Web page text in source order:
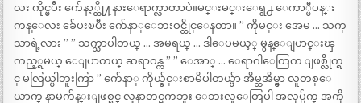
လး ကိုင္ၿပီး က်ေနာ့္တို႔နားေရာက္လာတာပဲ။မင္းမင္းေရွ႕ ေကာ္ဖီပန္း
ကန္ေလး ခ်ေပးၿပီး က်ေနာ္ေဘးဝင္ထိုင္ေနတာ။ ” ကိုမင္း အေမ … သက္
သာရဲ့လား ” ” သက္သာပါတယ္ … အမရယ္ … ဒါေပမယ့္ မွန္ေျပာင္းၾ
ကည့္ရမယ္ ေျပာတယ္ ဆရာဝန္က ” ” ေအာ္ … ေရာဂါေတြက ျဖစ္လိုက္ရ
င္ မလြယ္ပါဘူးကြာ ” က်ေနာ္ ကိုယ္ခ်င္းစာမိပါတယ္ဗ်ာ အိမ္တအိမ္မွာ လူတစ္ေ
ယာက္ နာမက်န္းျဖစ္ရင္ လူနာတင္မကဘူး ေဘးလူေတြပါ အလုပ္ပ်က္ အကို